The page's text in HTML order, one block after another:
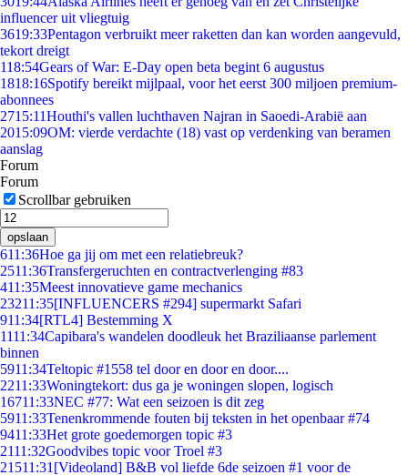
influencer uit vliegtuig
3619:33Pentagon verbruikt meer raketten dan kan worden aangevuld,
tekort dreigt
118:54Gears of War: E-Day open beta begint 6 augustus
1818:16Spotify bereikt mijlpaal, voor het eerst 300 miljoen premium-
abonnees
2715:11Houthi's vallen luchthaven Najran in Saoedi-Arabië aan
2015:09OM: vierde verdachte (18) vast op verdenking van beramen
aanslag
Forum
Forum
Scrollbar gebruiken
opslaan
611:36Hoe ga jij om met een relatiebreuk?
2511:36Transfergeruchten en contractverlenging #83
411:35Meest innovatieve game mechanics
23211:35[INFLUENCERS #294] supermarkt Safari
911:34[RTL4] Bestemming X
1111:34Capibara's wandelen doodleuk het Braziliaanse parlement
binnen
5911:34Teltopic #1558 tel door en door en door....
2211:33Woningtekort: dus ga je woningen slopen, logisch
16711:33NEC #77: Wat een seizoen is dit zeg
5911:33Tenenkrommende fouten bij teksten in het openbaar #74
9411:33Het grote goedemorgen topic #3
2111:32Goodvibes topic voor Troel #3
21511:31 [Videoland] B&B vol liefde 6de seizoen #1 voor de